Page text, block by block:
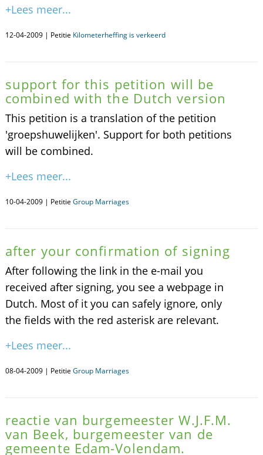
+Lees meer...
12-04-2009 | Petitie Kilometerheffing is verkeerd
support for this petition will be
combined with the Dutch version
This petition is a translation of the petition
'groepshuwelijken'. Support for both petitions
will be combined.
+Lees meer...
10-04-2009 | Petitie Group Marriages
after your confirmation of signing
After following the link in the e-mail you
received after signing, you see a webpage in
Dutch. Most of it you can safely ignore, only
the fields with the red asterisk are relevant.
+Lees meer...
08-04-2009 | Petitie Group Marriages
reactie van burgemeester W.J.F.M.
van Beek, burgemeester van de
gemeente Edam-Volendam.